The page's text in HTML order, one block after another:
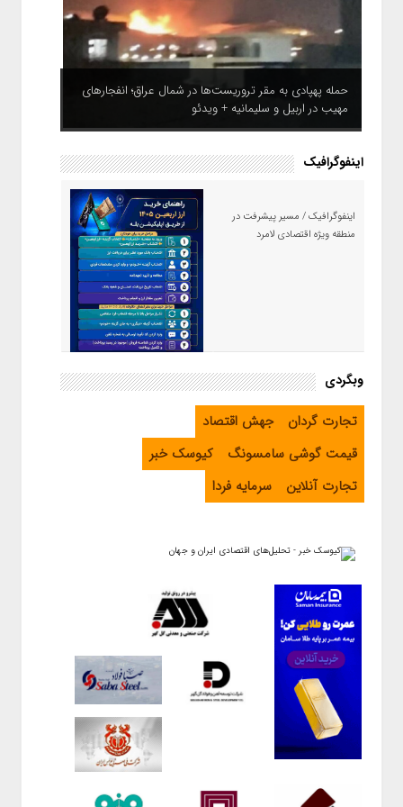
حمله پهپادی به مقر تروریست‌ها در شمال عراق؛ انفجارهای
مهیب در اربیل و سلیمانیه + ویدئو
اینفوگرافیک
اینفوگرافیک / مسیر پیشرفت در
منطقه ویژه اقتصادی لامرد
اینفوگرافیک / راهنمای خرید ارز
اربعین از طریق اپلیکیشن بله
وبگردی
تجارت گردان
جهش اقتصاد
قیمت گوشی سامسونگ
کیوسک خبر
تجارت آنلاین
سرمایه فردا